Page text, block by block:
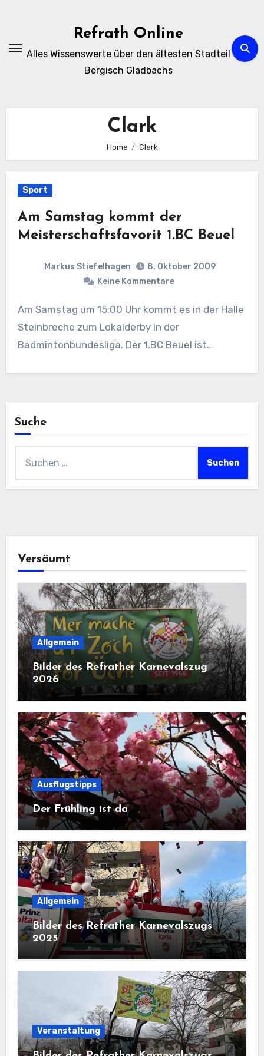
Refrath Online
Alles Wissenswerte über den ältesten Stadteil
Bergisch Gladbachs
Clark
Home Clark
Sport
Am Samstag kommt der
Meisterschaftsfavorit 1.BC Beuel
Markus Stiefelhagen
8. Oktober 2009
Keine Kommentare
Am Samstag um 15:00 Uhr kommt es in der Halle
Steinbreche zum Lokalderby in der
Badmintonbundesliga. Der 1.BC Beuel ist…
Suche
nach:
Versäumt
Allgemein
Bilder des Refrather Karnevalszug
2026
Ausflugstipps
Der Frühling ist da
Allgemein
Bilder des Refrather Karnevalszugs
2025
Veranstaltung